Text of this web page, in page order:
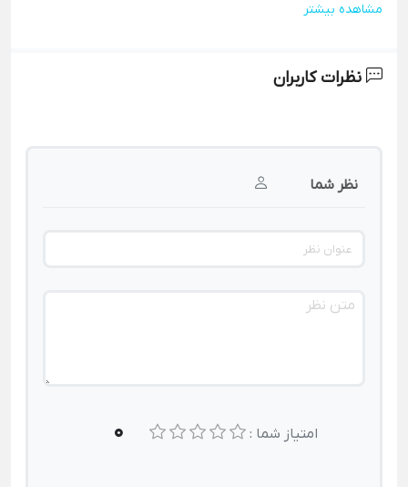
مشاهده بیشتر
نظرات کاربران
نظر شما
امتیاز شما : 0